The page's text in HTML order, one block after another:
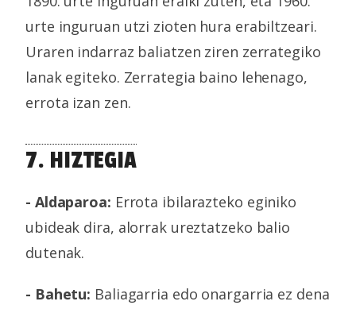
urte inguruan utzi zioten hura erabiltzeari.
Uraren indarraz baliatzen ziren zerrategiko
lanak egiteko. Zerrategia baino lehenago,
errota izan zen.
7. HIZTEGIA
- Aldaparoa: Errota ibilarazteko eginiko
ubideak dira, alorrak ureztatzeko balio
dutenak.
- Bahetu: Baliagarria edo onargarria ez dena